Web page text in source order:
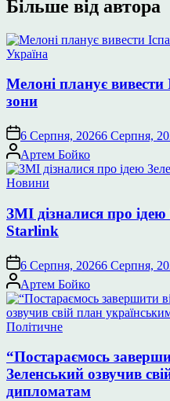
Більше від автора
Опублікувати
Україна
Мелоні планує вивести
зони
6 Серпня, 20266 Серпня,
Опубліковано
Артем Бойко
Опублікувати
Новини
ЗМІ дізналися про
Starlink
6 Серпня, 20266 Серпня,
Опубліковано
Артем Бойко
Опублікувати
Політичне
“Постараємось
Зеленський озвучив
дипломатам